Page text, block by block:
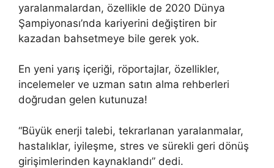
yaralanmalardan, özellikle de 2020 Dünya
Şampiyonası’nda kariyerini değiştiren bir
kazadan bahsetmeye bile gerek yok.
En yeni yarış içeriği, röportajlar, özellikler,
incelemeler ve uzman satın alma rehberleri
doğrudan gelen kutunuza!
“Büyük enerji talebi, tekrarlanan yaralanmalar,
hastalıklar, iyileşme, stres ve sürekli geri dönüş
girişimlerinden kaynaklandı” dedi.